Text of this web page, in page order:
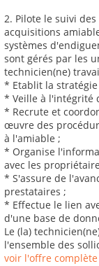
2. Pilote le suivi
acquisitions
systèmes
sont gérés par les
technicien(ne)
* Etablit la
* Veille à l'intégrité
* Recrute et
œuvre des
à l'amiable ;
* Organise
avec les
* S'assure de
prestataires ;
* Effectue le lien
d'une base de
Le (la)
l'ensemble des
voir l'offre